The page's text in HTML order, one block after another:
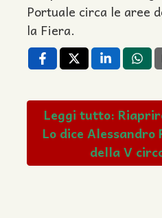
Portuale circa le aree
la Fiera.
Leggi tutto:
Lo dice Alessandro
della V